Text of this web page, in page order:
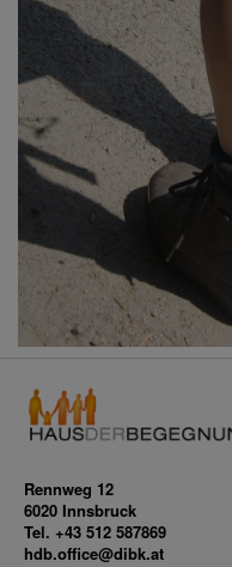
Rennweg 12
6020 Innsbruck
Tel. +43 512 587869
hdb.office@dibk.at